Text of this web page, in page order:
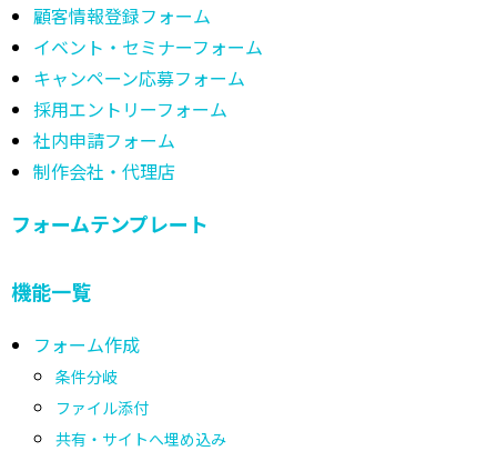
顧客情報登録フォーム
イベント・セミナーフォーム
キャンペーン応募フォーム
採用エントリーフォーム
社内申請フォーム
制作会社・代理店
フォームテンプレート
機能一覧
フォーム作成
条件分岐
ファイル添付
共有・サイトへ埋め込み